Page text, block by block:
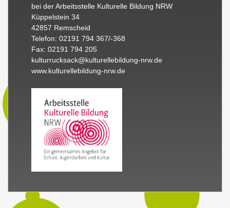
bei der Arbeitsstelle Kulturelle Bildung NRW
Küppelstein 34
42857 Remscheid
Telefon: 02191 794 367/-368
Fax: 02191 794 205
kulturrucksack@kulturellebildung-nrw.de
www.kulturellebildung-nrw.de